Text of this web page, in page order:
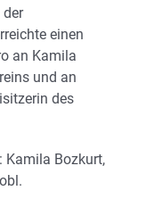
der
einen
an Kamila
und an
des
Kamila Bozkurt,